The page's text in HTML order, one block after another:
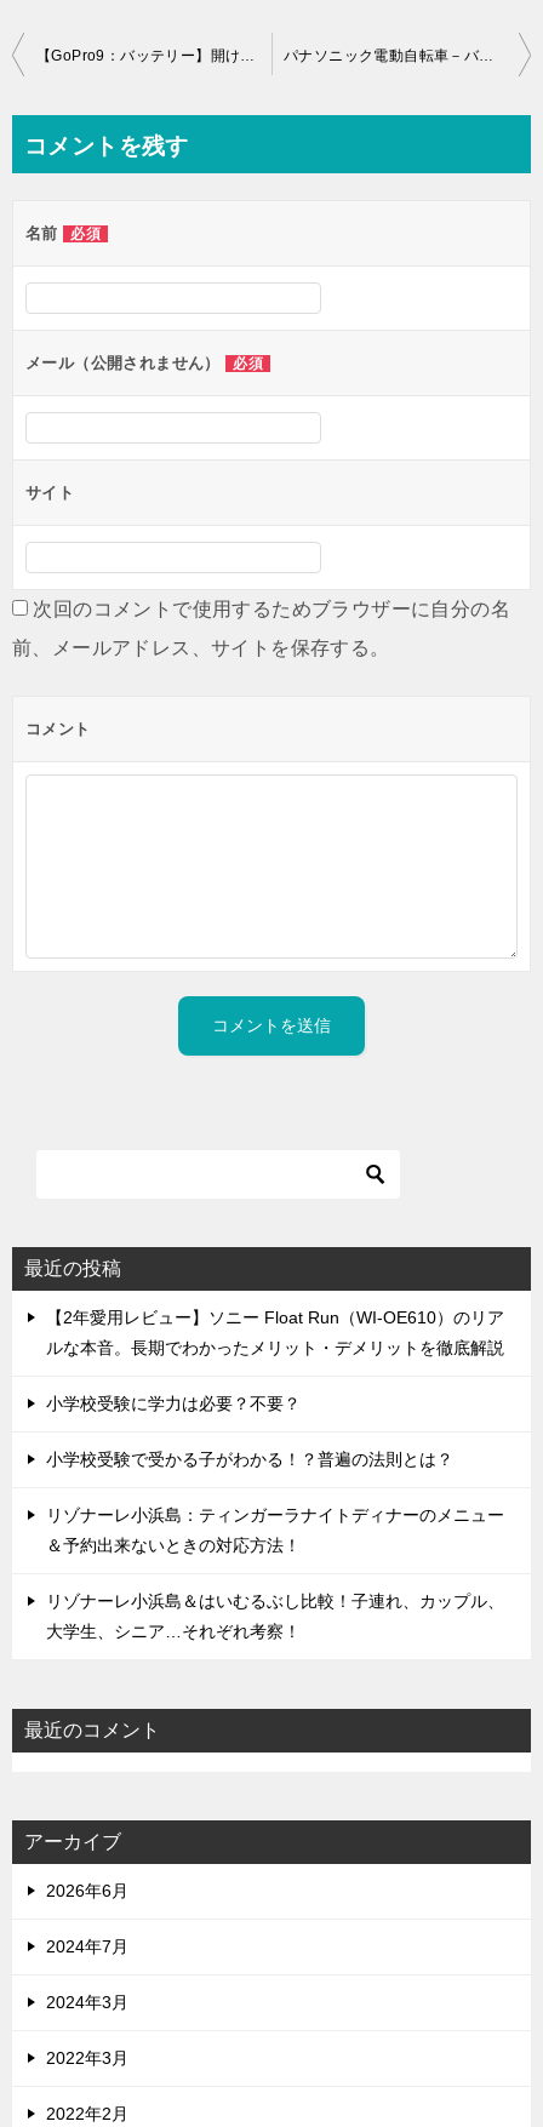
投
ビ
ー
シ
ン
【GoPro9：バッテリー】開け方や駆動＆充電時間などについて解説！ パナソニック電動自転車－バッテリーつけ方・外し方の解説
コメントを残す
名前 必須
メール（公開されません） 必須
サイト
次回のコメントで使用するためブラウザーに自分の名
前、メールアドレス、サイトを保存する。
コメント
最近の投稿
【2年愛用レビュー】ソニー Float Run（WI-OE610）のリア
ルな本音。長期でわかったメリット・デメリットを徹底解説
小学校受験に学力は必要？不要？
小学校受験で受かる子がわかる！？普遍の法則とは？
リゾナーレ小浜島：ティンガーラナイトディナーのメニュー
＆予約出来ないときの対応方法！
リゾナーレ小浜島＆はいむるぶし比較！子連れ、カップル、
大学生、シニア…それぞれ考察！
最近のコメント
アーカイブ
2026年6月
2024年7月
2024年3月
2022年3月
2022年2月